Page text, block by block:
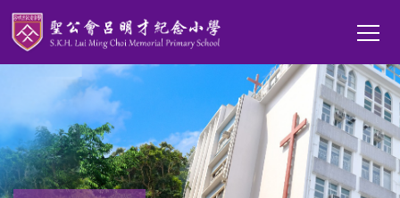
移至主內容
Main